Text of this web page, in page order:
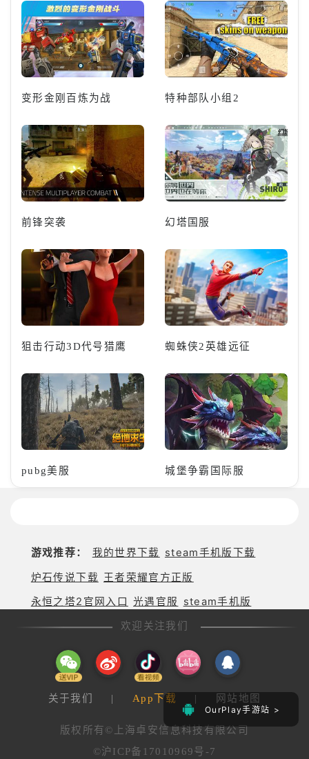
OurPlay手游站 >
变形金刚百炼为战 特种部队小组2
前锋突袭 幻塔国服
狙击行动3D代号猎鹰 蜘蛛侠2英雄远征
pubg美服 城堡争霸国际服
游戏推荐： 我的世界下载 steam手机版下载
炉石传说下载 王者荣耀官方正版
永恒之塔2官网入口
光遇官服
steam手机版
欢迎关注我们
关于我们 | App下载 | 网站地图
版权所有©上海卓安信息科技有限公司
©沪ICP备17010969号-7